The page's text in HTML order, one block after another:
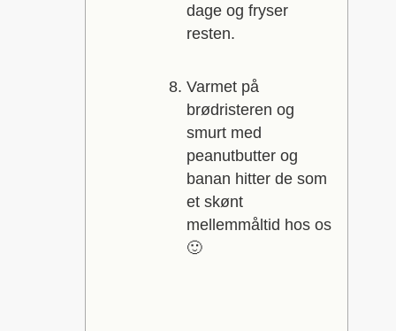
dage og fryser
resten.
Varmet på
brødristeren og
smurt med
peanutbutter og
banan hitter de som
et skønt
mellemmåltid hos os
🙂